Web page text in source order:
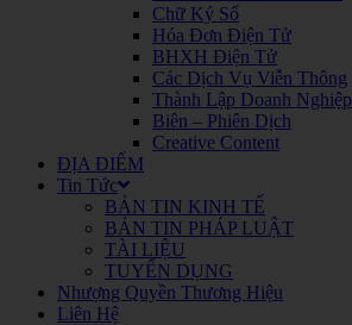
Chữ Ký Số
Hóa Đơn Điện Tử
BHXH Điện Tử
Các Dịch Vụ Viễn Thông
Thành Lập Doanh Nghiệp
Biên – Phiên Dịch
Creative Content
ĐỊA ĐIỂM
Tin Tức
BẢN TIN KINH TẾ
BẢN TIN PHÁP LUẬT
TÀI LIỆU
TUYỂN DỤNG
Nhượng Quyền Thương Hiệu
Liên Hệ